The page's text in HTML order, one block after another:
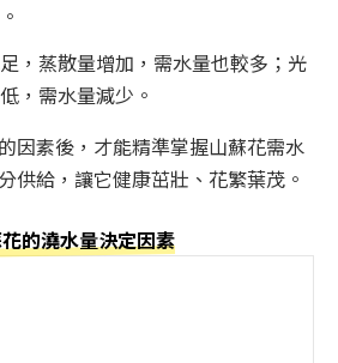
，蒸散量增加，需水量也較多；光
，需水量減少。
因素後，才能精準掌握山蘇花需水
供給，讓它健康茁壯、花繁葉茂。
的澆水量決定因素